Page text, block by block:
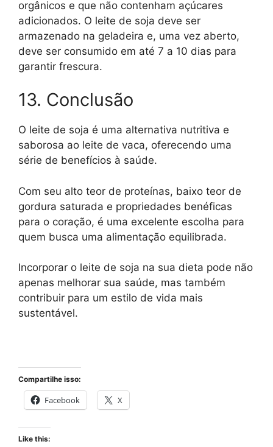
orgânicos e que não contenham açúcares
adicionados. O leite de soja deve ser
armazenado na geladeira e, uma vez aberto,
deve ser consumido em até 7 a 10 dias para
garantir frescura.
13. Conclusão
O leite de soja é uma alternativa nutritiva e
saborosa ao leite de vaca, oferecendo uma
série de benefícios à saúde.
Com seu alto teor de proteínas, baixo teor de
gordura saturada e propriedades benéficas
para o coração, é uma excelente escolha para
quem busca uma alimentação equilibrada.
Incorporar o leite de soja na sua dieta pode não
apenas melhorar sua saúde, mas também
contribuir para um estilo de vida mais
sustentável.
Compartilhe isso:
Facebook X
Like this: